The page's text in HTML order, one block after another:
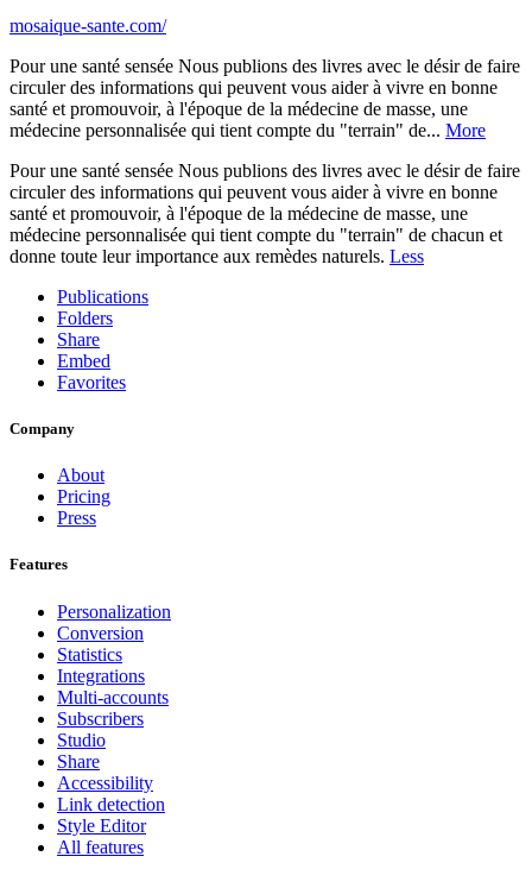
mosaique-sante.com/
Pour une santé sensée Nous publions des livres avec le désir de faire
circuler des informations qui peuvent vous aider à vivre en bonne
santé et promouvoir, à l'époque de la médecine de masse, une
médecine personnalisée qui tient compte du "terrain" de... More
Pour une santé sensée Nous publions des livres avec le désir de faire
circuler des informations qui peuvent vous aider à vivre en bonne
santé et promouvoir, à l'époque de la médecine de masse, une
médecine personnalisée qui tient compte du "terrain" de chacun et
donne toute leur importance aux remèdes naturels. Less
Publications
Folders
Share
Embed
Favorites
Company
About
Pricing
Press
Features
Personalization
Conversion
Statistics
Integrations
Multi-accounts
Subscribers
Studio
Share
Accessibility
Link detection
Style Editor
All features